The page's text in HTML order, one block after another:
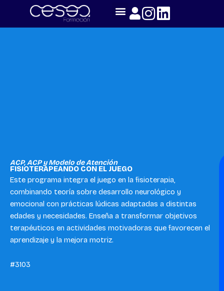
content
ACP,ACP y Modelo de Atención
FISIOTERAPEANDO CON EL JUEGO
Este programa integra el juego en la fisioterapia,
combinando teoría sobre desarrollo neurológico y
emocional con prácticas lúdicas adaptadas a distintas
edades y necesidades. Enseña a transformar objetivos
terapéuticos en actividades motivadoras que favorecen el
aprendizaje y la mejora motriz.
#3103